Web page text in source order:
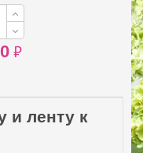
₽
и ленту к